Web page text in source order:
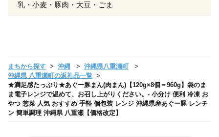
乳・小麦・豚肉・大豆・ごま
まちから探す 沖縄
沖縄県八重瀬町
沖縄県 八重瀬町の返礼品一覧
★満足感たっぷり★あぐー豚まん(肉まん)【120g×8個＝960g】袋のま
ま電子レンジで温めて、お召し上がりください。- 小分け 便利 冷凍 お
やつ 惣菜 人気 おすすめ 手軽 個包装 レンジ 沖縄県産あぐー豚 レンチ
ン 簡単調理 沖縄県 八重瀬【価格改定】